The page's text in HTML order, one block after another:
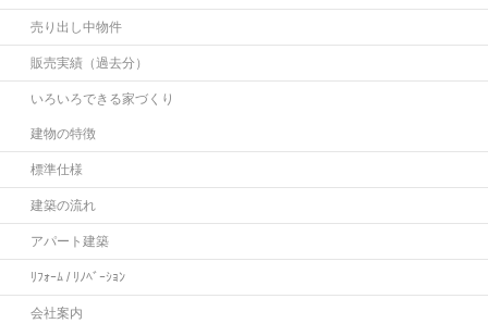
売り出し中物件
販売実績（過去分）
いろいろできる家づくり
建物の特徴
標準仕様
建築の流れ
アパート建築
ﾘﾌｫｰﾑ / ﾘﾉﾍﾞｰｼｮﾝ
会社案内